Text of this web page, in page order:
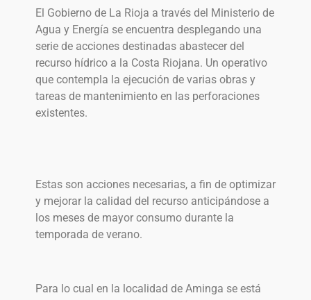
El Gobierno de La Rioja a través del Ministerio de
Agua y Energía se encuentra desplegando una
serie de acciones destinadas abastecer del
recurso hídrico a la Costa Riojana. Un operativo
que contempla la ejecución de varias obras y
tareas de mantenimiento en las perforaciones
existentes.
Estas son acciones necesarias, a fin de optimizar
y mejorar la calidad del recurso anticipándose a
los meses de mayor consumo durante la
temporada de verano.
Para lo cual en la localidad de Aminga se está